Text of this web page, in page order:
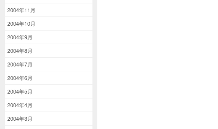
2004年11月
2004年10月
2004年9月
2004年8月
2004年7月
2004年6月
2004年5月
2004年4月
2004年3月